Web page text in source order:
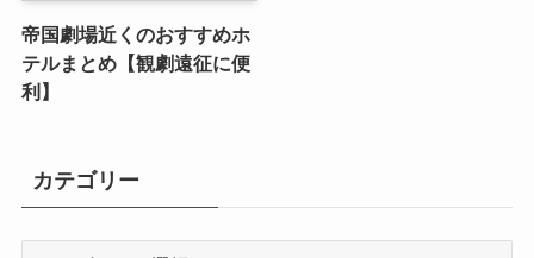
帝国劇場近くのおすすめホ
テルまとめ【観劇遠征に便
利】
カテゴリー